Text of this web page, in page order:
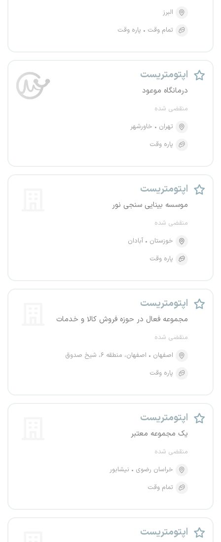
البرز
تمام وقت
پاره وقت
اپتومتریست
درمانگاه موعود
منقضی شده
تهران
خاورشهر
پاره وقت
اپتومتریست
موسسه بینایی سنجی نور
منقضی شده
خوزستان
آبادان
پاره وقت
اپتومتریست
مجموعه فعال در حوزه فروش کالا و خدمات
منقضی شده
اصفهان
اصفهان، منطقه ۶، شیخ صدوق
پاره وقت
اپتومتریست
یک مجموعه معتبر
منقضی شده
خراسان رضوی
نیشابور
تمام وقت
اپتومتریست